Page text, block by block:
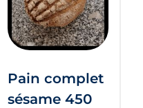
Pain complet
sésame 450